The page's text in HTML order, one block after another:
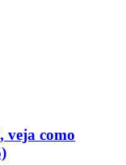
veja como